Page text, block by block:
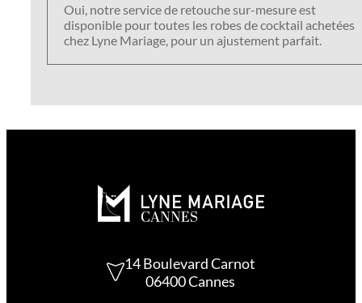
Oui, notre service de retouche sur-mesure est
disponible pour toutes les robes de cocktail achetées
chez Lyne Mariage, pour un ajustement parfait.
14 Boulevard Carnot
06400 Cannes